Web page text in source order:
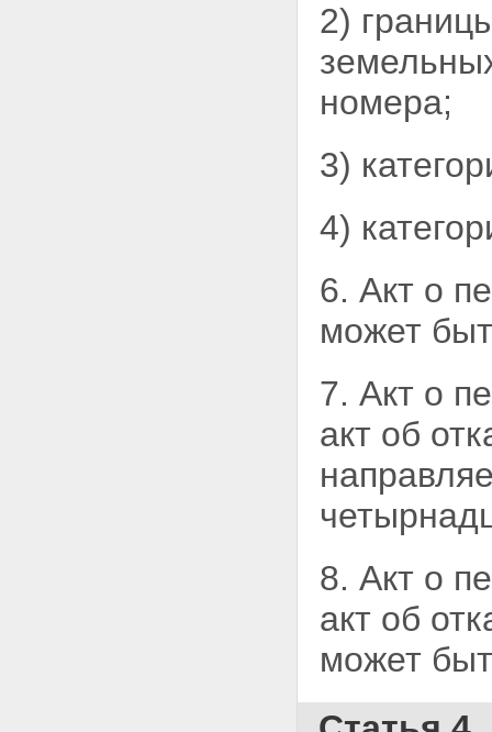
2)
номера;
3)
4)
6. Акт о
может
7. Акт о
акт об
8. Акт о
акт об
может